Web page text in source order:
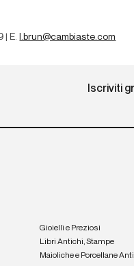
| E. l.brun@cambiaste.com
Iscriviti
Gioielli e Preziosi
Libri Antichi, Stampe
Maioliche e Porcellane